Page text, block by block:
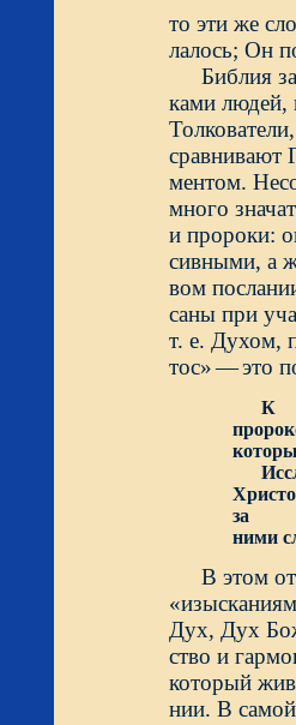
то эти же
лалось; Он
Библия
ками людей,
сравнивают
ментом.
много
и пророки:
сивными, а
вом
саны при
т. е. Духом,
тос» —это
К
за
ними
В этом
Дух, Дух
ство и
который
нии. В